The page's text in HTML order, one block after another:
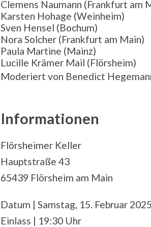
Clemens Naumann (Frankfurt am
Karsten Hohage (Weinheim)
Sven Hensel (Bochum)
Nora Solcher (Frankfurt am Main)
Paula Martine (Mainz)
Lucille Krämer Mail (Flörsheim)
Moderiert von Benedict
Informationen
Flörsheimer Keller
Hauptstraße 43
65439 Flörsheim am Main
Datum | Samstag, 15. Februar 2025
Einlass | 19:30 Uhr